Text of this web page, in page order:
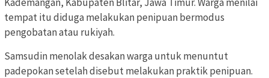
tempat itu diduga melakukan penipuan bermodus
pengobatan atau rukiyah.
Samsudin menolak desakan warga untuk menuntut
padepokan setelah disebut melakukan praktik penipuan.